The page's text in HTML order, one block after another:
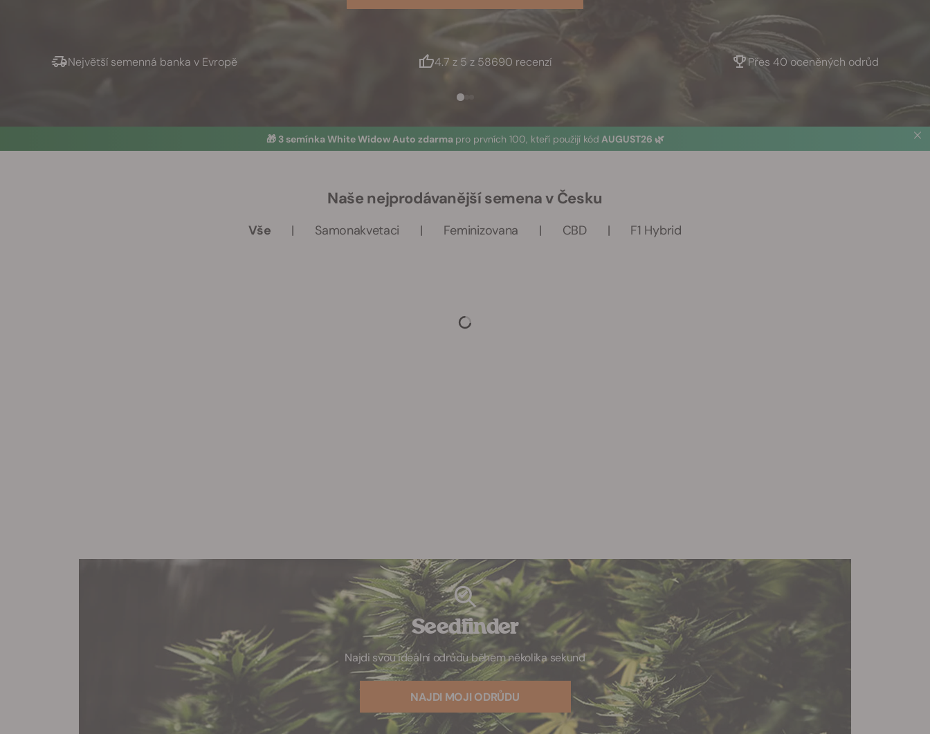
Největší semenná banka v Evropě 4.7 z 5 z 58690 recenzí Přes 40 oceněných odrůd
🎁 3 semínka White Widow Auto zdarma pro prvních 100, kteří použijí kód AUGUST26 🌿
Naše nejprodávanější semena v Česku
Vše Samonakvetaci Feminizovana CBD F1 Hybrid
Seedfinder
Najdi svou ideální odrůdu během několika sekund
NAJDI MOJI ODRŮDU